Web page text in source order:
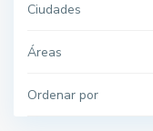
Ciudades
Áreas
Ordenar por